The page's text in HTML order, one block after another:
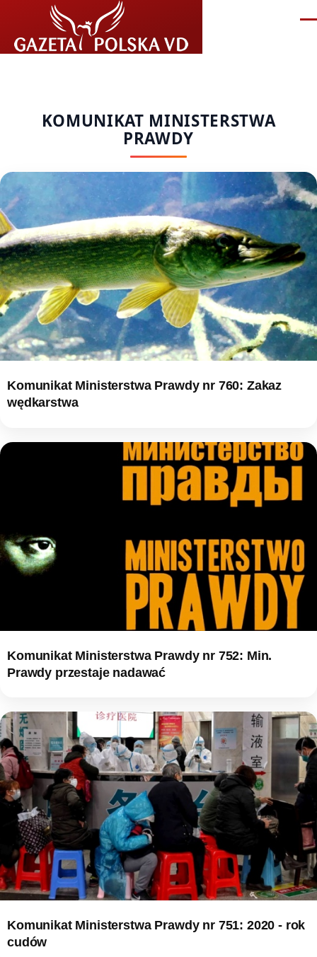
Przejdź do treści
KOMUNIKAT MINISTERSTWA
PRAWDY
Komunikat Ministerstwa Prawdy nr 760: Zakaz
wędkarstwa
Komunikat Ministerstwa Prawdy nr 752: Min.
Prawdy przestaje nadawać
Komunikat Ministerstwa Prawdy nr 751: 2020 - rok
cudów